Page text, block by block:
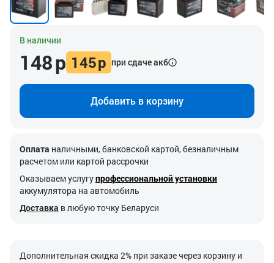
В наличии
148р 145р при сдаче акб
Добавить в корзину
Оплата наличными, банковской картой, безналичным
расчетом или картой рассрочки
Оказываем услугупрофессиональной установки
аккумулятора на автомобиль
Доставка в любую точку Беларуси
Дополнительная скидка 2% при заказе через корзину и